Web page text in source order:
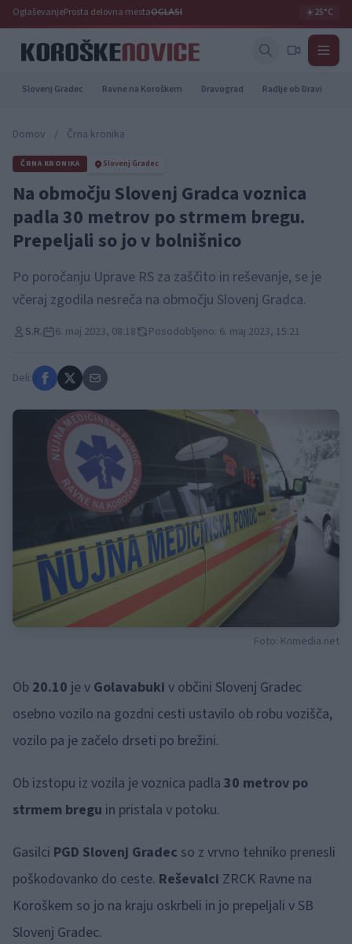
OglaševanjeProsta delovna mestaOGLASI ☀️25°C
Slovenj Gradec Ravne na Koroškem Dravograd Radlje ob Dravi
Domov / Črna kronika
ČRNA KRONIKA Slovenj Gradec
Na območju Slovenj Gradca voznica
padla 30 metrov po strmem bregu.
Prepeljali so jo v bolnišnico
Po poročanju Uprave RS za zaščito in reševanje, se je
včeraj zgodila nesreča na območju Slovenj Gradca.
S.R. 6. maj 2023, 08:18 Posodobljeno: 6. maj 2023, 15:21
Deli:
Foto: Knmedia.net
Ob 20.10 je v Golavabuki v občini Slovenj Gradec
osebno vozilo na gozdni cesti ustavilo ob robu vozišča,
vozilo pa je začelo drseti po brežini.
Ob izstopu iz vozila je voznica padla 30 metrov po
strmem bregu in pristala v potoku.
Gasilci PGD Slovenj Gradec so z vrvno tehniko prenesli
poškodovanko do ceste. Reševalci ZRCK Ravne na
Koroškem so jo na kraju oskrbeli in jo prepeljali v SB
Slovenj Gradec.